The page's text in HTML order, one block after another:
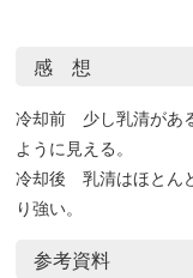
感 想
冷却前 少し乳清があ
ように見える。
冷却後 乳清はほとん
り強い。
参考資料